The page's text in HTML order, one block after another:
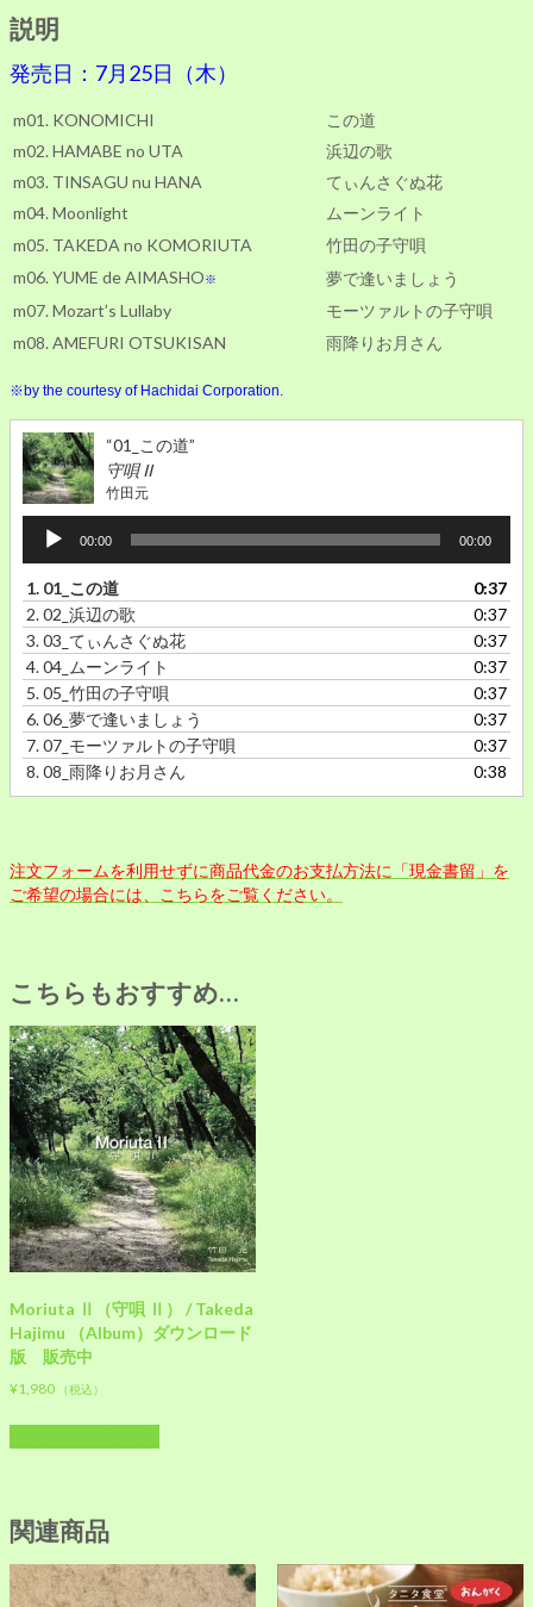
CD
販
中
個
説明
発売日：7月25日（木）
m01. KONOMICHI
この道
m02. HAMABE no UTA
浜辺の歌
m03. TINSAGU nu HANA
てぃんさぐぬ花
m04. Moonlight
ムーンライト
m05. TAKEDA no KOMORIUTA
竹田の子守唄
m06. YUME de AIMASHO※
夢で逢いましょう
m07. Mozart’s Lullaby
モーツァルトの子守唄
m08. AMEFURI OTSUKISAN
雨降りお月さん
※by the courtesy of Hachidai Corporation.
“01_この道”
守唄 II
竹田元
レ
ー
ヤ
ー
00:00 00:00
1. 01_この道
0:37
2.02_浜辺の歌
0:37
3.03_てぃんさぐぬ花
0:37
4.04_ムーンライト
0:37
5.05_竹田の子守唄
0:37
6.06_夢で逢いましょう
0:37
7.07_モーツァルトの子守唄
0:37
8.08_雨降りお月さん 0:38
注文フォームを利用せずに商品代金のお支払方法に「現金書留」を
ご希望の場合には、こちらをご覧ください。
こちらもおすすめ…
Moriuta Ⅱ（守唄 Ⅱ） / Takeda
Hajimu （Album）ダウンロード
版 販売中
¥1,980 （税込）
関連商品